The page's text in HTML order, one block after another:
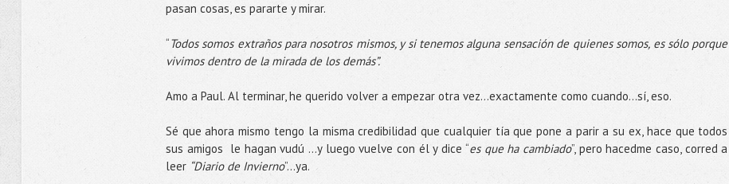
pasan cosas, es pararte y mirar.
“Todos somos extraños para nosotros mismos, y si tenemos alguna sensación de quienes somos, es sólo porque
vivimos dentro de la mirada de los demás”.
Amo a Paul. Al terminar, he querido volver a empezar otra vez…exactamente como cuando...sí, eso.
Sé que ahora mismo tengo la misma credibilidad que cualquier tía que pone a parir a su ex, hace que todos
sus amigos le hagan vudú …y luego vuelve con él y dice “es que ha cambiado”, pero hacedme caso, corred a
leer “Diario de Invierno”…ya.